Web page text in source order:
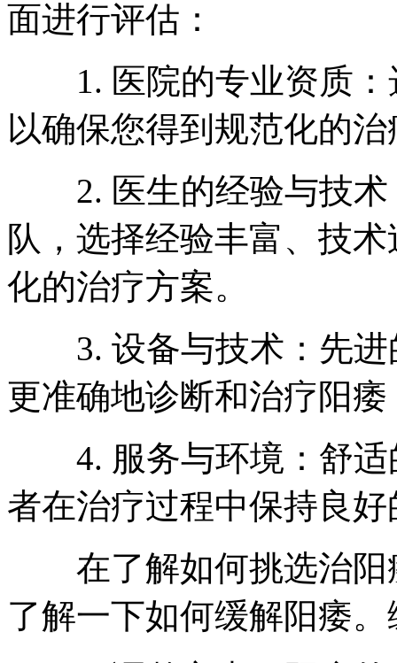
面进行评估：
1. 医院的专业资质：
以确保您得到规范化的治
2. 医生的经验与技术
队，选择经验丰富、技
化的治疗方案。
3. 设备与技术：先进
更准确地诊断和治疗阳
4. 服务与环境：舒适
者在治疗过程中保持良
在了解如何挑选治阳
了解一下如何缓解阳痿